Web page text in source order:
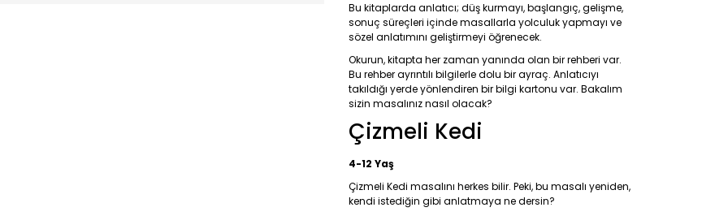
Bu kitaplarda anlatıcı; düş kurmayı, başlangıç, gelişme,
sonuç süreçleri içinde masallarla yolculuk yapmayı ve
sözel anlatımını geliştirmeyi öğrenecek.
Okurun, kitapta her zaman yanında olan bir rehberi var.
Bu rehber ayrıntılı bilgilerle dolu bir ayraç. Anlatıcıyı
takıldığı yerde yönlendiren bir bilgi kartonu var. Bakalım
sizin masalınız nasıl olacak?
Çizmeli Kedi
4-12 Yaş
Çizmeli Kedi masalını herkes bilir. Peki, bu masalı yeniden,
kendi istediğin gibi anlatmaya ne dersin?